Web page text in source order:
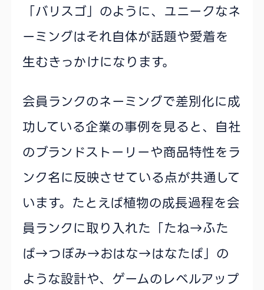
「バリスゴ」のように、ユニークなネ
ーミングはそれ自体が話題や愛着を
生むきっかけになります。
会員ランクのネーミングで差別化に成
功している企業の事例を見ると、自社
のブランドストーリーや商品特性をラ
ンク名に反映させている点が共通して
います。たとえば植物の成長過程を会
員ランクに取り入れた「たね→ふた
ば→つぼみ→おはな→はなたば」の
ような設計や、ゲームのレベルアップ